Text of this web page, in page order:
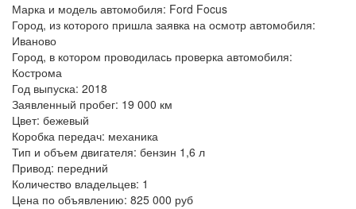
Марка и модель автомобиля: Ford Focus
Город, из которого пришла заявка на осмотр автомобиля:
Иваново
Город, в котором проводилась проверка автомобиля:
Кострома
Год выпуска: 2018
Заявленный пробег: 19 000 км
Цвет: бежевый
Коробка передач: механика
Тип и объем двигателя: бензин 1,6 л
Привод: передний
Количество владельцев: 1
Цена по объявлению: 825 000 руб